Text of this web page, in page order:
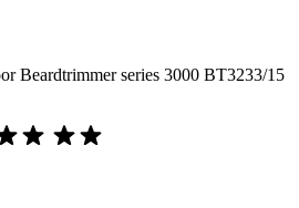
Beardtrimmer series 3000 BT3233/15